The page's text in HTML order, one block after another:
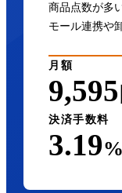
商品点数が多
モール連携や
月額
9,595
決済手数料
3.19